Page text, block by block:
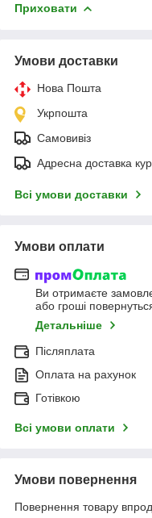
Приховати
Умови доставки
Нова Пошта
Укрпошта
Самовивіз
Адресна доставка
Всі умови доставки
Умови оплати
Ви отримаєте
або гроші
Детальніше
Післяплата
Оплата на рахунок
Готівкою
Всі умови оплати
Умови повернення
Повернення товару